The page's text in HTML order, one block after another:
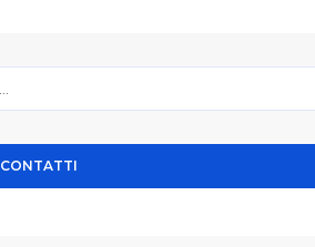
CONTATTI